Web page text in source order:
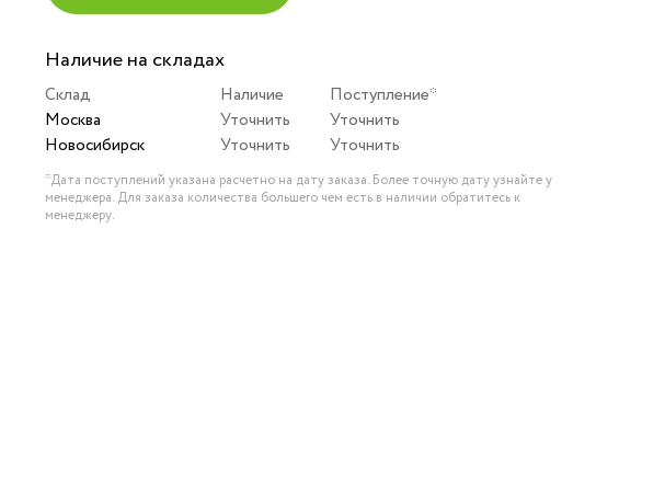
Наличие на складах
Склад Наличие
Поступление*
Москва
Уточнить
Уточнить
Новосибирск
Уточнить Уточнить
*Дата поступлений указана расчетно на дату заказа. Более точную дату узнайте у
менеджера. Для заказа количества большего чем есть в наличии обратитесь к
менеджеру.